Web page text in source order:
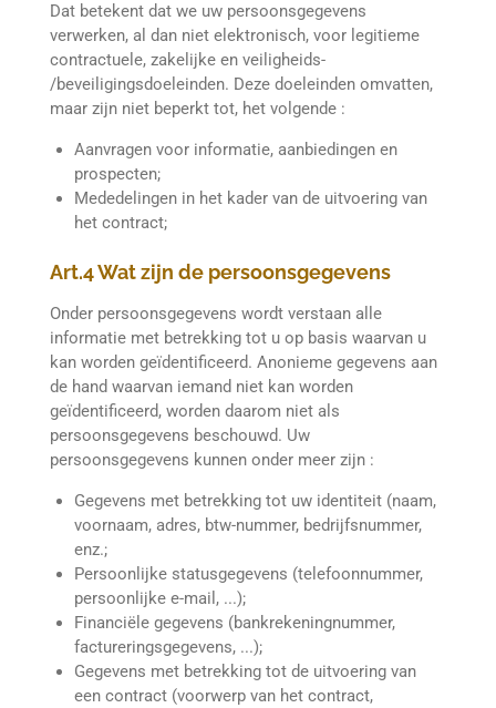
Dat betekent dat we uw persoonsgegevens
verwerken, al dan niet elektronisch, voor legitieme
contractuele, zakelijke en veiligheids-
/beveiligingsdoeleinden. Deze doeleinden omvatten,
maar zijn niet beperkt tot, het volgende :
Aanvragen voor informatie, aanbiedingen en
prospecten;
Mededelingen in het kader van de uitvoering van
het contract;
Art.4 Wat zijn de persoonsgegevens
Onder persoonsgegevens wordt verstaan alle
informatie met betrekking tot u op basis waarvan u
kan worden geïdentificeerd. Anonieme gegevens aan
de hand waarvan iemand niet kan worden
geïdentificeerd, worden daarom niet als
persoonsgegevens beschouwd. Uw
persoonsgegevens kunnen onder meer zijn :
Gegevens met betrekking tot uw identiteit (naam,
voornaam, adres, btw-nummer, bedrijfsnummer,
enz.;
Persoonlijke statusgegevens (telefoonnummer,
persoonlijke e-mail, ...);
Financiële gegevens (bankrekeningnummer,
factureringsgegevens, ...);
Gegevens met betrekking tot de uitvoering van
een contract (voorwerp van het contract,